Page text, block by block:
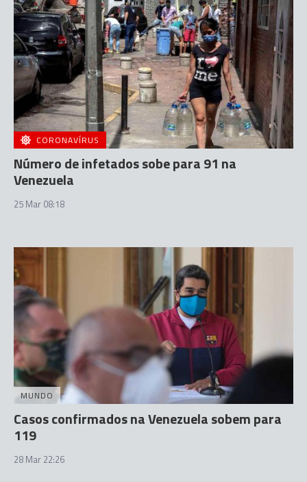
CORONAVÍRUS
Número de infetados sobe para 91 na
Venezuela
25 Mar 08:18
MUNDO
Casos confirmados na Venezuela sobem para
119
28 Mar 22:26